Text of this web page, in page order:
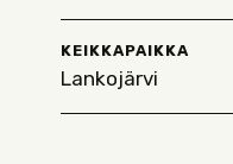
KEIKKAPAIKKA
Lankojärvi